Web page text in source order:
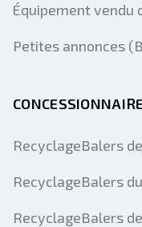
Équipement vendu
Petites annonces
RecyclageBalers
RecyclageBalers
RecyclageBalers